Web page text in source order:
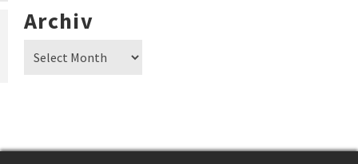
Archiv
Archiv